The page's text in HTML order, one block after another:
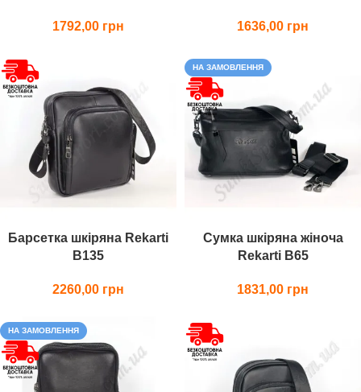
1792,00 1636,00
Барсетка шкіряна Rekarti
В135
2260,00
НА ЗАМОВЛЕННЯ
Сумка шкіряна жіноча
Rekarti В65
1831,00
НА ЗАМОВЛЕННЯ